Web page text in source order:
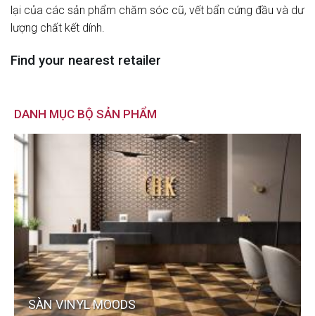
lại của các sản phẩm chăm sóc cũ, vết bẩn cứng đầu và dư
lượng chất kết dính.
Find your nearest retailer
DANH MỤC BỘ SẢN PHẨM
SÀN VINYL MOODS